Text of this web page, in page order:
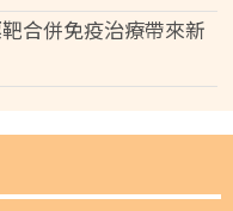
合併免疫治療帶來新